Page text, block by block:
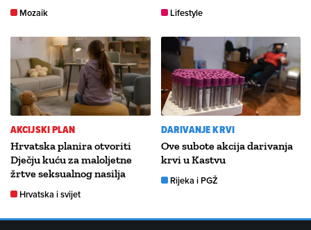
Mozaik
Lifestyle
AKCIJSKI PLAN
Hrvatska planira otvoriti
Dječju kuću za maloljetne
žrtve seksualnog nasilja
Hrvatska i svijet
DARIVANJE KRVI
Ove subote akcija darivanja
krvi u Kastvu
Rijeka i PGŽ